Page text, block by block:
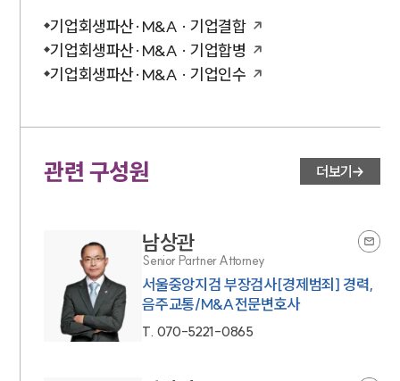
기업회생파산·M&A · 기업결합
기업회생파산·M&A · 기업합병
기업회생파산·M&A · 기업인수
관련 구성원 더보기
남상관
Senior Partner Attorney
서울중앙지검 부장검사[경제범죄] 경력,
음주교통/M&A전문변호사
T. 070-5221-0865